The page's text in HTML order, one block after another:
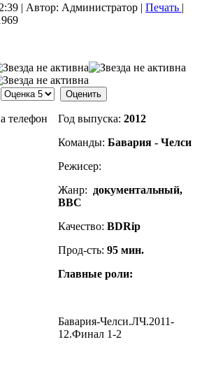
| Автор: Администратор | Печать |
Год выпуска: 2012
Команды: Бавария - Челси
Режисер:
Жанр: документальный,
BBC
Качество: BDRip
Прод-сть: 95 мин.
Главные роли:
Бавария-Челси.ЛЧ.2011-
12.Финал 1-2